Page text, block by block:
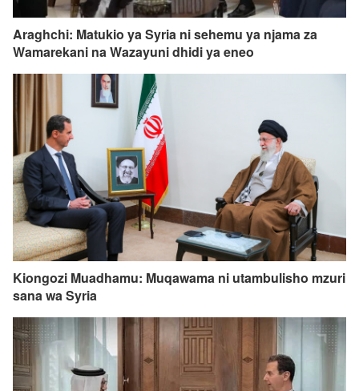
Araghchi: Matukio ya Syria ni sehemu ya njama za
Wamarekani na Wazayuni dhidi ya eneo
Kiongozi Muadhamu: Muqawama ni utambulisho mzuri
sana wa Syria